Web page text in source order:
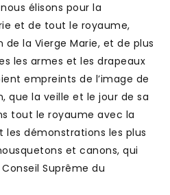
élisons pour la
et de tout le royaume,
la Vierge Marie, et de plus
les armes et les drapeaux
empreints de l’image de
que la veille et le jour de sa
tout le royaume avec la
démonstrations les plus
et canons, qui
Suprême du